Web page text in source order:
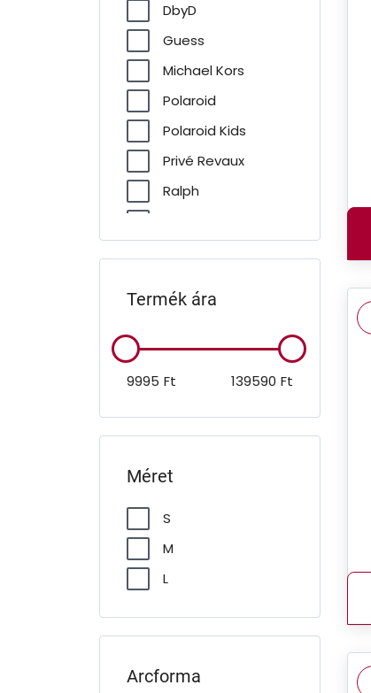
DbyD
Guess
Michael Kors
Polaroid
Polaroid Kids
Privé Revaux
Ralph
Unofficial
Termék ára
9995 Ft 139590 Ft
Méret
S
M
L
Arcforma